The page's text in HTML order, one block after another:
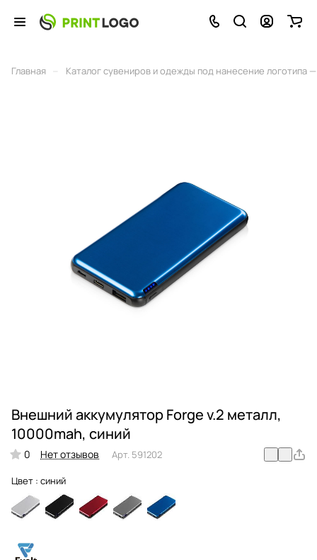
Главная Каталог сувениров и одежды под нанесение логотипа
Внешний аккумулятор Forge v.2 металл,
10000mah, синий
0 Нет отзывов Арт. 591202
Цвет : синий